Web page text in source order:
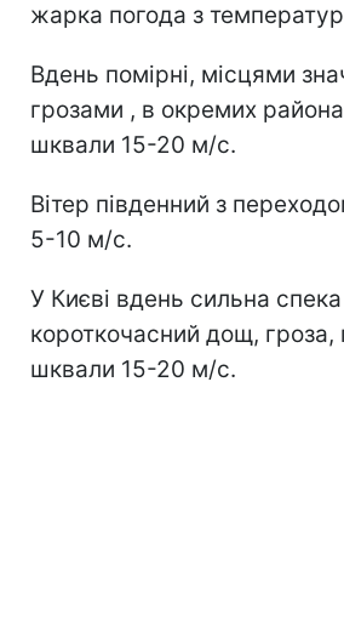
жарка погода з
Вдень помірні, місцями
грозами , в окремих
шквали 15-20 м/с.
Вітер південний з
5-10 м/с.
У Києві вдень сильна
короткочасний дощ, гроза,
шквали 15-20 м/с.